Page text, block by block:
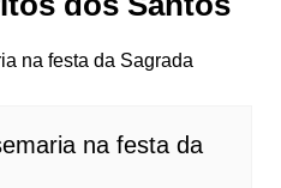
na festa da